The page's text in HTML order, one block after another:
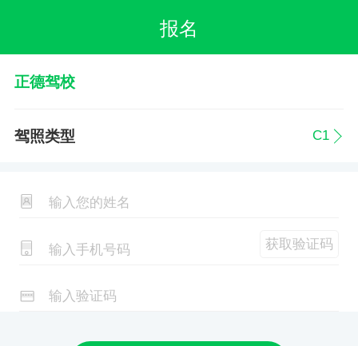
报名
正德驾校
驾照类型
获取验证码